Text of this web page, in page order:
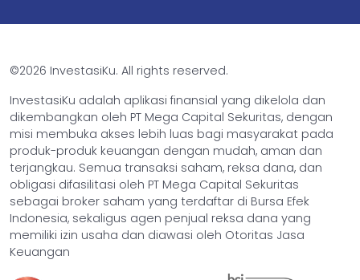
©2026 InvestasiKu. All rights reserved.
InvestasiKu adalah aplikasi finansial yang dikelola dan
dikembangkan oleh PT Mega Capital Sekuritas, dengan
misi membuka akses lebih luas bagi masyarakat pada
produk-produk keuangan dengan mudah, aman dan
terjangkau. Semua transaksi saham, reksa dana, dan
obligasi difasilitasi oleh PT Mega Capital Sekuritas
sebagai broker saham yang terdaftar di Bursa Efek
Indonesia, sekaligus agen penjual reksa dana yang
memiliki izin usaha dan diawasi oleh Otoritas Jasa
Keuangan